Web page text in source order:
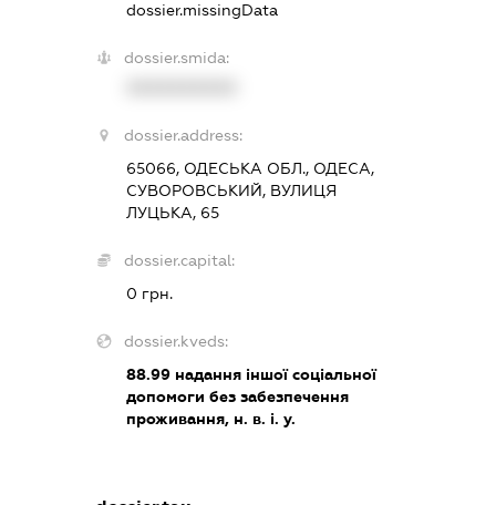
dossier.missingData
dossier.smida:
dossier.address:
65066, ОДЕСЬКА ОБЛ., ОДЕСА,
СУВОРОВСЬКИЙ, ВУЛИЦЯ
ЛУЦЬКА, 65
dossier.capital:
0 грн.
dossier.kveds:
88.99 надання іншої соціальної
допомоги без забезпечення
проживання, н. в. і. у.